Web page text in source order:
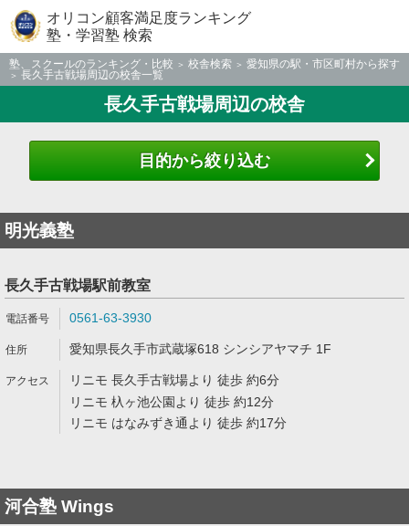
オリコン顧客満足度ランキング
塾・学習塾 検索
塾、スクールのランキング・比較 校舎検索
愛知県の駅・市区町村から探す
長久手古戦場周辺の校舎一覧
長久手古戦場周辺の校舎
目的から絞り込む
明光義塾
長久手古戦場駅前教室
0561-63-3930
愛知県長久手市武蔵塚618 シンシアヤマチ 1F
リニモ 長久手古戦場より 徒歩 約6分
リニモ 杁ヶ池公園より 徒歩 約12分
リニモ はなみずき通より 徒歩 約17分
河合塾 Wings